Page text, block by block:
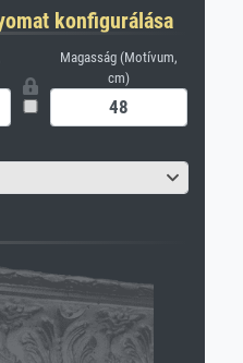
konfigurálása
Magasság (Motívum,
cm)